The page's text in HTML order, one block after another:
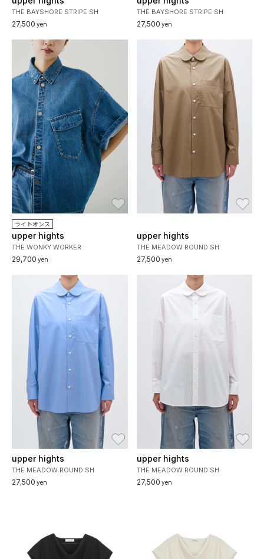
THE BAYSHORE STRIPE SH
27,500 yen
THE BAYSHORE STRIPE SH
27,500 yen
お気に入り
ライトオンス
upper hights
THE WONKY WORKER
29,700 yen
upper hights
THE MEADOW ROUND SH
27,500 yen
お気に入り
upper hights
THE MEADOW ROUND SH
27,500 yen
upper hights
THE MEADOW ROUND SH
27,500 yen